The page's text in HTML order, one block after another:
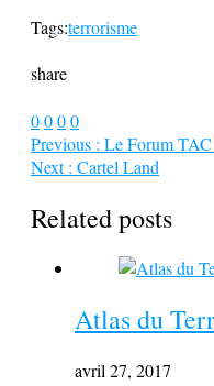
Tags:terrorisme
share
0000
Previous : Le Forum
Next : Cartel Land
Related posts
Atlas du
avril 27, 2017